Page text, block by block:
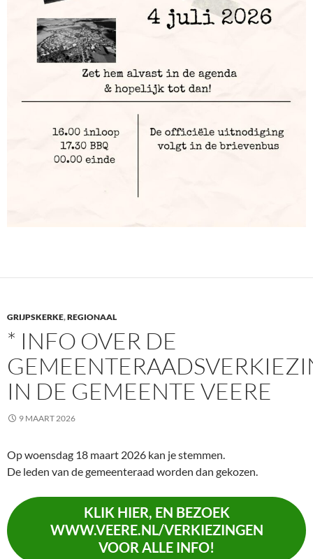
GRIJPSKERKE,REGIONAAL
* INFO OVER DE
IN DE GEMEENTE VEERE
9 MAART 2026
Op woensdag 18 maart 2026 kan je stemmen.
De leden van de gemeenteraad worden dan gekozen.
KLIK HIER, EN BEZOEK
WWW.VEERE.NL/VERKIEZINGEN
VOOR ALLE INFO!